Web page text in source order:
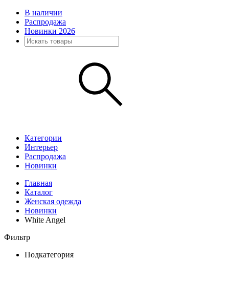
В наличии
Распродажа
Новинки 2026
Категории
Интерьер
Распродажа
Новинки
Главная
Каталог
Женская одежда
Новинки
White Angel
Фильтр
Подкатегория